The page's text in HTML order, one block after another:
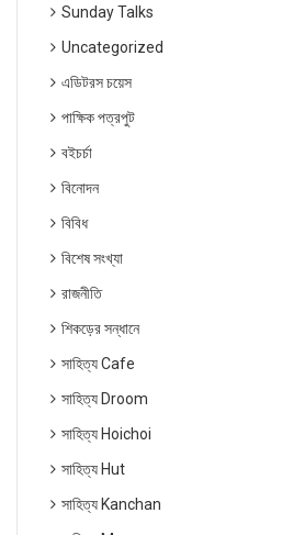
Sunday Talks
Uncategorized
এডিটরস চয়েস
পাক্ষিক পত্রপুট
বইচর্চা
বিনোদন
বিবিধ
বিশেষ সংখ্যা
রাজনীতি
শিকড়ের সন্ধানে
সাহিত্য Cafe
সাহিত্য Droom
সাহিত্য Hoichoi
সাহিত্য Hut
সাহিত্য Kanchan